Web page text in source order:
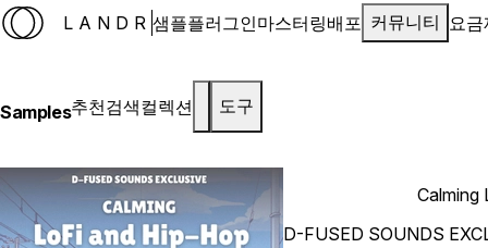
LANDR 샘플플러그인마스터링배포 커뮤니티 요금
Samples추천검색컬렉션 도구
Calming
D-FUSED SOUNDS